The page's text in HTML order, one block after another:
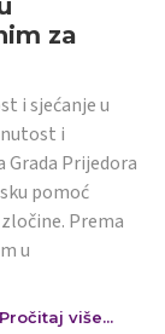
za
i sjećanje u
i
Prijedora
pomoć
Prema
u
Pročitaj više...